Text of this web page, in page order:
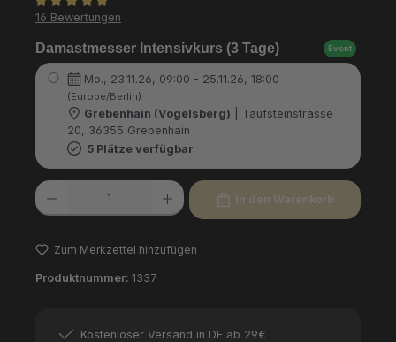
Durchschnittliche Bewertung von 5 von 5 Sternen
16 Bewertungen
Damastmesser Intensivkurs (3 Tage) Event
Mo., 23.11.26, 09:00 - 25.11.26, 18:00
(Europe/Berlin)
Grebenhain (Vogelsberg) | Taufsteinstrasse
20, 36355 Grebenhain
5 Plätze verfügbar
Produkt Anzahl: Gib den gewünschten Wert ein oder benutze die
In den Warenkorb
Zum Merkzettel hinzufügen
Produktnummer: 1337
Kostenloser Versand in DE ab 29€